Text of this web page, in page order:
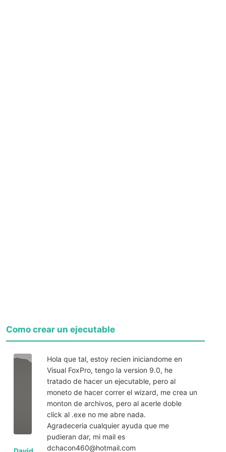
Como crear un ejecutable
Hola que tal, estoy recien iniciandome en
Visual FoxPro, tengo la version 9.0, he
tratado de hacer un ejecutable, pero al
moneto de hacer correr el wizard, me crea un
monton de archivos, pero al acerle doble
click al .exe no me abre nada.
Agradeceria cualquier ayuda que me
pudieran dar, mi mail es
dchacon460@hotmail.com